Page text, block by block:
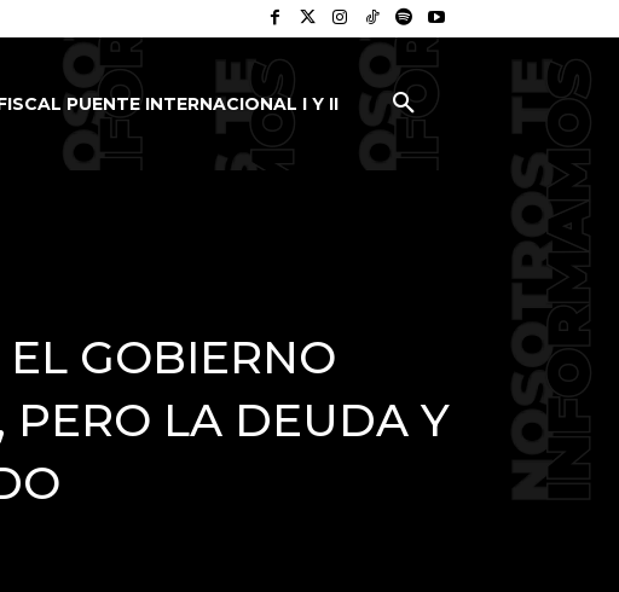
PUENTE INTERNACIONAL I Y II
GOBIERNO
PERO LA DEUDA Y